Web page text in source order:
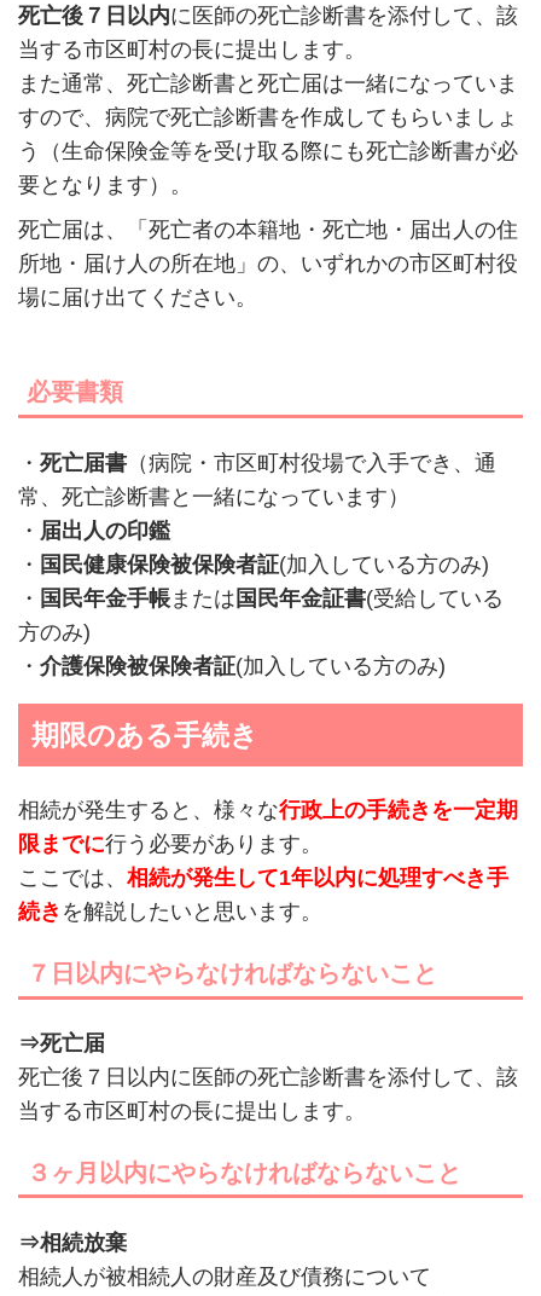
死亡後７日以内に医師の死亡診断書を添付して、該
当する市区町村の長に提出します。
また通常、死亡診断書と死亡届は一緒になっていま
すので、病院で死亡診断書を作成してもらいましょ
う（生命保険金等を受け取る際にも死亡診断書が必
要となります）。
死亡届は、「死亡者の本籍地・死亡地・届出人の住
所地・届け人の所在地」の、いずれかの市区町村役
場に届け出てください。
必要書類
・ 死亡届書（病院・市区町村役場で入手でき、通
常、死亡診断書と一緒になっています）
・ 届出人の印鑑
・ 国民健康保険被保険者証(加入している方のみ)
・ 国民年金手帳または 国民年金証書(受給している
方のみ)
・ 介護保険被保険者証(加入している方のみ)
期限のある手続き
相続が発生すると、様々な行政上の手続きを一定期
限までに行う必要があります。
ここでは、 相続が発生して1年以内に処理すべき手
続き を解説したいと思います。
７日以内にやらなければならないこと
⇒死亡届
死亡後７日以内に医師の死亡診断書を添付して、該
当する市区町村の長に提出します。
３ヶ月以内にやらなければならないこと
⇒相続放棄
相続人が被相続人の財産及び債務について